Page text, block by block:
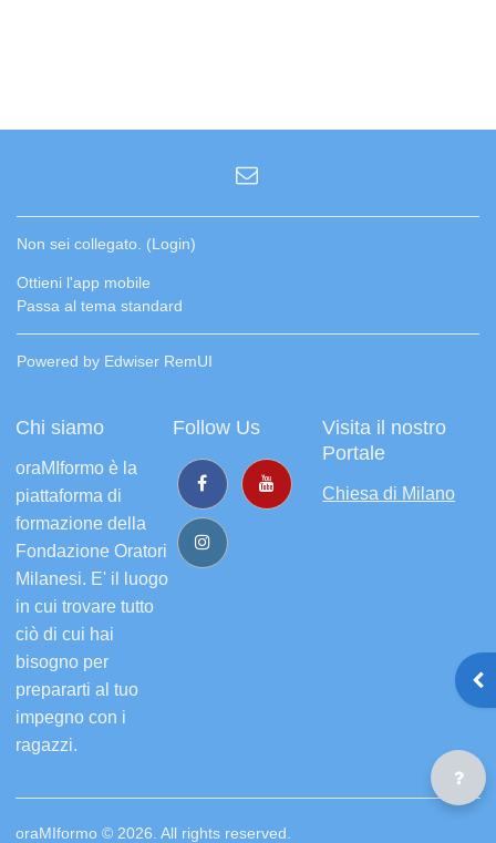
Non sei collegato. (Login)
Ottieni l'app mobile
Passa al tema standard
Powered by Edwiser RemUI
Chi siamo
oraMIformo è la
piattaforma di
formazione della
Fondazione Oratori
Milanesi. E' il luogo
in cui trovare tutto
ciò di cui hai
bisogno per
prepararti al tuo
impegno con i
ragazzi.
Follow Us
Visita il nostro
Portale
Chiesa di Milano
oraMIformo © 2026. All rights reserved.